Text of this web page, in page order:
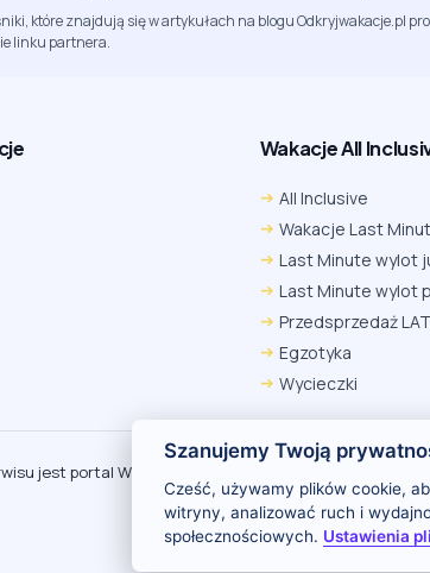
które znajdują się w artykułach na blogu Odkryjwakacje.pl
linku partnera.
Wakacje All
All Inclusive
Wakacje Last
Last Minute wylot
Last Minute wylot
Przedsprzedaż
Egzotyka
Wycieczki
jest portal Wakacje.pl
Szanujemy Twoją
Cześć, używamy plików cookie,
witryny, analizować ruch i
społecznościowych. Ustawienia